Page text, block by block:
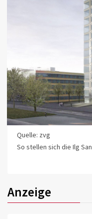
Quelle: zvg
So stellen sich die Ilg
Anzeige